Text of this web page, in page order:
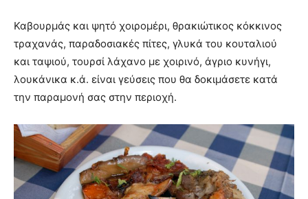
Καβουρμάς και ψητό χοιρομέρι, θρακιώτικος κόκκινος
τραχανάς, παραδοσιακές πίτες, γλυκά του κουταλιού
και ταψιού, τουρσί λάχανο με χοιρινό, άγριο κυνήγι,
λουκάνικα κ.ά. είναι γεύσεις που θα δοκιμάσετε κατά
την παραμονή σας στην περιοχή.